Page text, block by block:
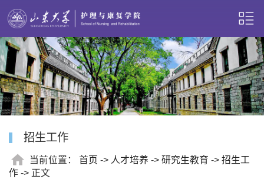
招生工作
当前位置： 首页 -> 人才培养 -> 研究生教育 -> 招生工
作 -> 正文